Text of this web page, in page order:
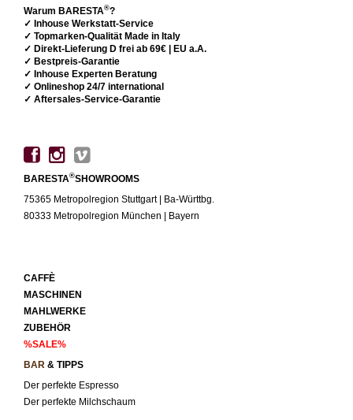
Warum BARESTA®?
✓ Inhouse Werkstatt-Service
✓ Topmarken-Qualität Made in Italy
✓ Direkt-Lieferung D frei ab 69€ | EU a.A.
✓ Bestpreis-Garantie
✓ Inhouse Experten Beratung
✓ Onlineshop 24/7 international
✓ Aftersales-Service-Garantie
BARESTA®SHOWROOMS
75365 Metropolregion Stuttgart | Ba-Württbg.
80333 Metropolregion München | Bayern
CAFFÈ
MASCHINEN
MAHLWERKE
ZUBEHÖR
%SALE%
BAR & TIPPS
Der perfekte Espresso
Der perfekte Milchschaum